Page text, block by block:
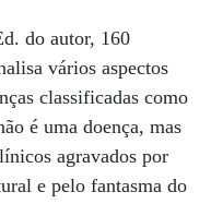
do autor, 160
vários aspectos
classificadas como
é uma doença, mas
agravados por
e pelo fantasma do